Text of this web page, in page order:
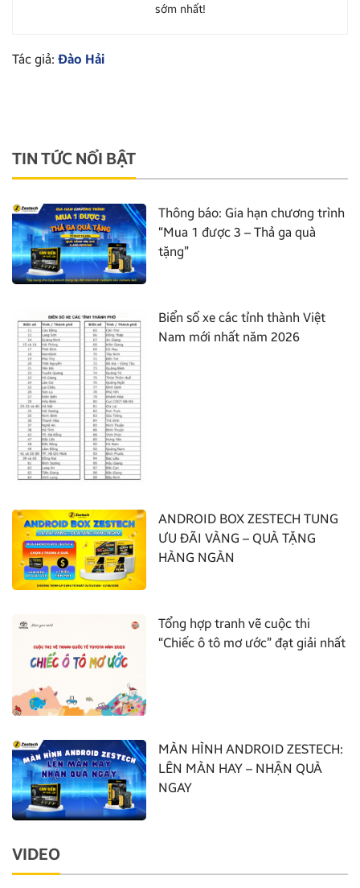
sớm nhất!
Tác giả: Đào Hải
TIN TỨC NỔI BẬT
Thông báo: Gia hạn chương trình
“Mua 1 được 3 – Thả ga quà
tặng”
Biển số xe các tỉnh thành Việt
Nam mới nhất năm 2026
ANDROID BOX ZESTECH TUNG
ƯU ĐÃI VÀNG – QUÀ TẶNG
HÀNG NGÀN
Tổng hợp tranh vẽ cuộc thi
“Chiếc ô tô mơ ước” đạt giải nhất
MÀN HÌNH ANDROID ZESTECH:
LÊN MÀN HAY – NHẬN QUÀ
NGAY
VIDEO